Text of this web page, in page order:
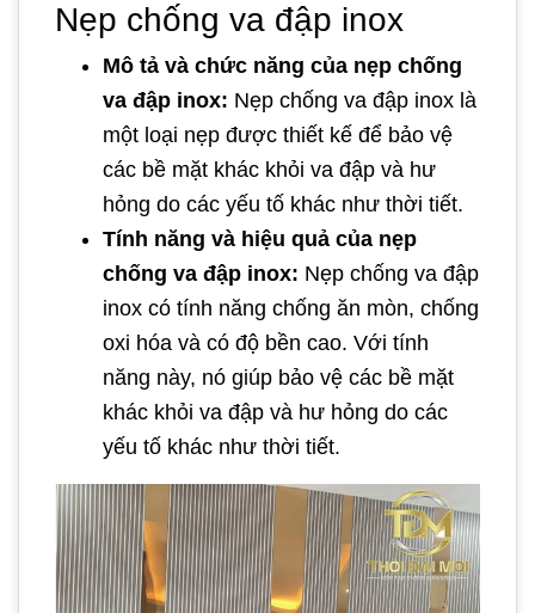
Nẹp chống va đập inox
Mô tả và chức năng của nẹp chống
va đập inox: Nẹp chống va đập inox là
một loại nẹp được thiết kế để bảo vệ
các bề mặt khác khỏi va đập và hư
hỏng do các yếu tố khác như thời tiết.
Tính năng và hiệu quả của nẹp
chống va đập inox: Nẹp chống va đập
inox có tính năng chống ăn mòn, chống
oxi hóa và có độ bền cao. Với tính
năng này, nó giúp bảo vệ các bề mặt
khác khỏi va đập và hư hỏng do các
yếu tố khác như thời tiết.